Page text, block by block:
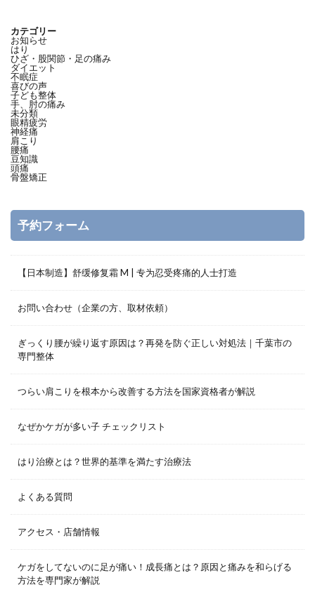
カテゴリー
お知らせ
はり
ひざ・股関節・足の痛み
ダイエット
不眠症
喜びの声
子ども整体
手、肘の痛み
未分類
眼精疲労
神経痛
肩こり
腰痛
豆知識
頭痛
骨盤矯正
予約フォーム
【日本制造】舒缓修复霜 M | 专为忍受疼痛的人士打造
お問い合わせ（企業の方、取材依頼）
ぎっくり腰が繰り返す原因は？再発を防ぐ正しい対処法｜千葉市の
専門整体
つらい肩こりを根本から改善する方法を国家資格者が解説
なぜかケガが多い子 チェックリスト
はり治療とは？世界的基準を満たす治療法
よくある質問
アクセス・店舗情報
ケガをしてないのに足が痛い！成長痛とは？原因と痛みを和らげる
方法を専門家が解説